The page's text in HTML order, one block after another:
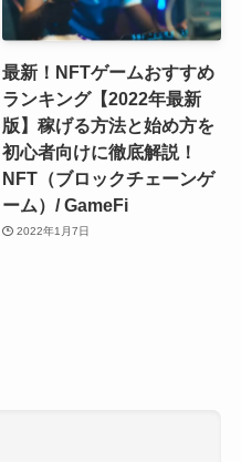
最新！NFTゲームおすすめ
ランキング【2022年最新
版】稼げる方法と始め方を
初心者向けに徹底解説！
NFT（ブロックチェーンゲ
ーム）/ GameFi
2022年1月7日